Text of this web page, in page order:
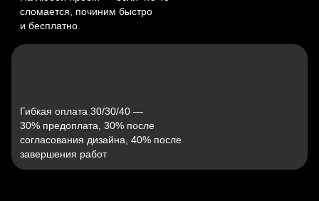
сломается, починим быстро
и бесплатно
Гибкая оплата 30/30/40 —
30% предоплата, 30% после
согласования дизайна, 40% после
завершения работ